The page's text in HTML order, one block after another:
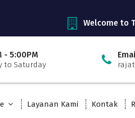
Welcome to
- 5:00PM
to Saturday
Layanan Kami Kontak